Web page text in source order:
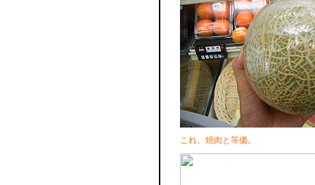
これ、焼肉と等価。